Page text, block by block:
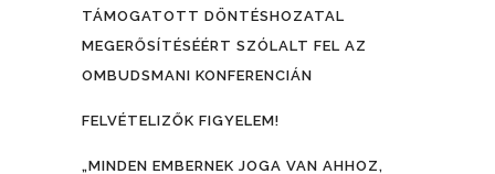
TÁMOGATOTT DÖNTÉSHOZATAL
MEGERŐSÍTÉSÉÉRT SZÓLALT FEL AZ
OMBUDSMANI KONFERENCIÁN
FELVÉTELIZŐK FIGYELEM!
„MINDEN EMBERNEK JOGA VAN AHHOZ,